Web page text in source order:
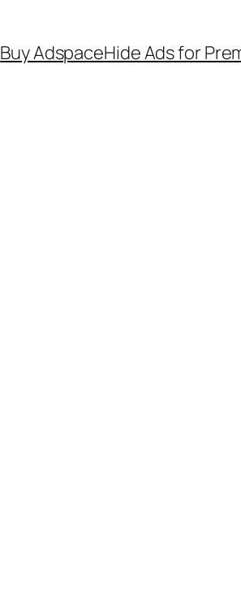
Buy AdspaceHide Ads for